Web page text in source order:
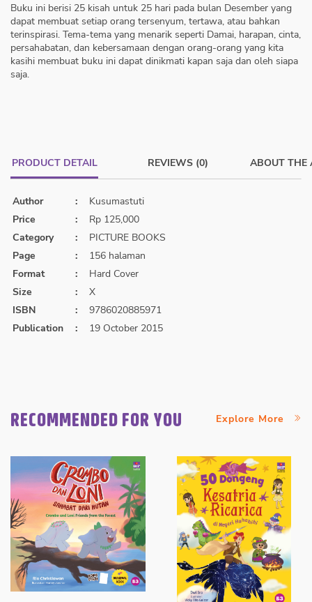
Buku ini berisi 25 kisah untuk 25 hari pada bulan Desember yang
dapat membuat setiap orang tersenyum, tertawa, atau bahkan
terinspirasi. Tema-tema yang menarik seperti Damai, harapan, cinta,
persahabatan, dan kebersamaan dengan orang-orang yang kita
kasihi membuat buku ini dapat dinikmati kapan saja dan oleh siapa
saja.
PRODUCT DETAIL REVIEWS (0) ABOUT THE
Author :
Kusumastuti
Price
:
Rp 125,000
Category
:
PICTURE BOOKS
Page
:
156 halaman
Format
:
Hard Cover
Size
:
X
ISBN
:
9786020885971
Publication
: 19 October 2015
RECOMMENDED FOR YOU Explore More